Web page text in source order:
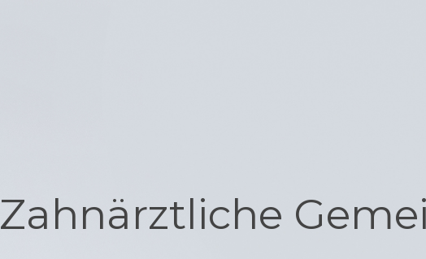
Zahnärztliche